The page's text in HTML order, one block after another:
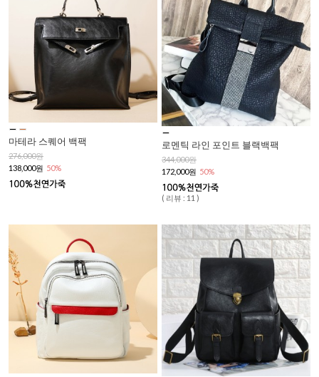
마테라 스퀘어 백팩
276,000원
138,000원 50%
로멘틱 라인 포인트 블랙백팩
344,000원
172,000원 50%
( 리뷰 : 11 )